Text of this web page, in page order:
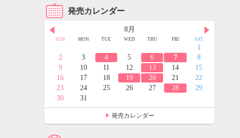
発売カレンダー
8月
SUN MON TUE WED THU FRI SAT
1
2
3 4 5 6 7
8
9
10 11 12 13 14
15
16
17 18 19 20 21
22
23
24 25 26 27 28
29
30
31
発売カレンダー